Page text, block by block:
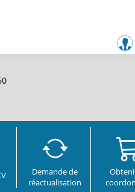
Demande de
réactualisation